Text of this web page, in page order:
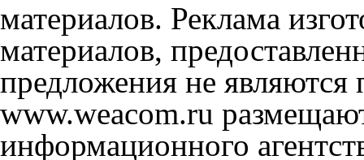
материалов. Реклама
материалов,
предложения не
www.weacom.ru
информационного